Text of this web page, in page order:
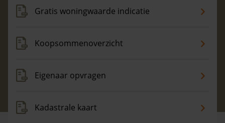
Maandag t/m vrijdag - 08:00 -18:00
Gratis woningwaarde indicatie
Koopsommenoverzicht
Eigenaar opvragen
Kadastrale kaart